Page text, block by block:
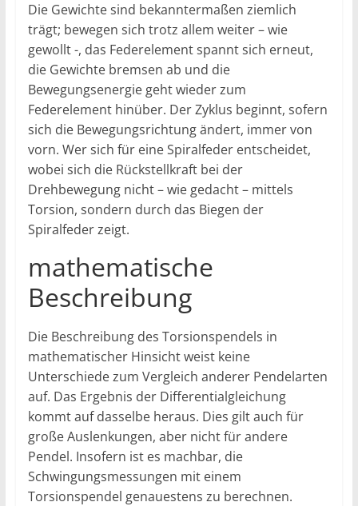
Die Gewichte sind bekanntermaßen ziemlich
trägt; bewegen sich trotz allem weiter – wie
gewollt -, das Federelement spannt sich erneut,
die Gewichte bremsen ab und die
Bewegungsenergie geht wieder zum
Federelement hinüber. Der Zyklus beginnt, sofern
sich die Bewegungsrichtung ändert, immer von
vorn. Wer sich für eine Spiralfeder entscheidet,
wobei sich die Rückstellkraft bei der
Drehbewegung nicht – wie gedacht – mittels
Torsion, sondern durch das Biegen der
Spiralfeder zeigt.
mathematische
Beschreibung
Die Beschreibung des Torsionspendels in
mathematischer Hinsicht weist keine
Unterschiede zum Vergleich anderer Pendelarten
auf. Das Ergebnis der Differentialgleichung
kommt auf dasselbe heraus. Dies gilt auch für
große Auslenkungen, aber nicht für andere
Pendel. Insofern ist es machbar, die
Schwingungsmessungen mit einem
Torsionspendel genauestens zu berechnen.